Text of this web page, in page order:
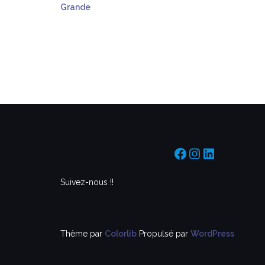
Grande
https://
https://
https://
Suivez-nous !!
Thème par Colorlib Propulsé par WordPress